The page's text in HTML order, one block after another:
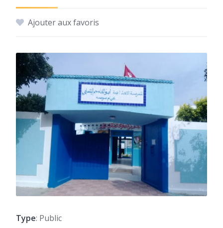
Ajouter aux favoris
Type: Public